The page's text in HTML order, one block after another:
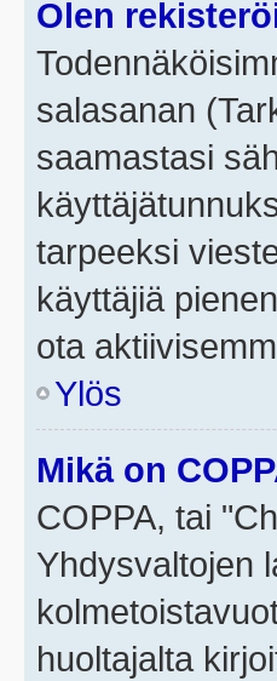
Olen
salasanan
saamastasi
tarpeeksi
käyttäjiä
ota
Ylös
Mikä on
COPPA, tai
Yhdysvaltojen
huoltajalta